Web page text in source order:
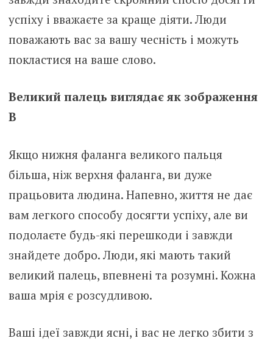
успіху і вважаєте за краще діяти. Люди
поважають вас за вашу чесність і можуть
покластися на ваше слово.
Великий палець виглядає як зображення
В
Якщо нижня фаланга великого пальця
більша, ніж верхня фаланга, ви дуже
працьовита людина. Напевно, життя не дає
вам легкого способу досягти успіху, але ви
подолаєте будь-які перешкоди і завжди
знайдете добро. Люди, які мають такий
великий палець, впевнені та розумні. Кожна
ваша мрія є розсудливою.
Ваші ідеї завжди ясні, і вас не легко збити з